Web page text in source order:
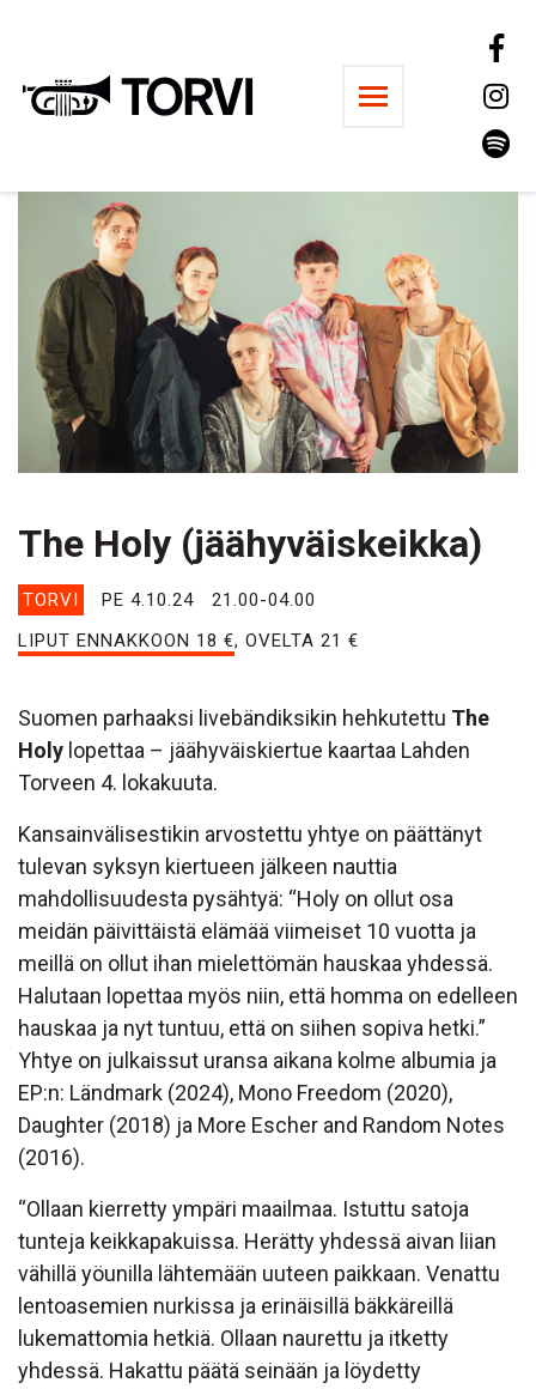
Ravintola Torvi
The Holy (jäähyväiskeikka)
TORVI PE 4.10.24
21.00-04.00
LIPUT ENNAKKOON 18 €, OVELTA 21 €
Suomen parhaaksi livebändiksikin hehkutettu The
Holy lopettaa – jäähyväiskiertue kaartaa Lahden
Torveen 4. lokakuuta.
Kansainvälisestikin arvostettu yhtye on päättänyt
tulevan syksyn kiertueen jälkeen nauttia
mahdollisuudesta pysähtyä: “Holy on ollut osa
meidän päivittäistä elämää viimeiset 10 vuotta ja
meillä on ollut ihan mielettömän hauskaa yhdessä.
Halutaan lopettaa myös niin, että homma on edelleen
hauskaa ja nyt tuntuu, että on siihen sopiva hetki.”
Yhtye on julkaissut uransa aikana kolme albumia ja
EP:n: Ländmark (2024), Mono Freedom (2020),
Daughter (2018) ja More Escher and Random Notes
(2016).
“Ollaan kierretty ympäri maailmaa. Istuttu satoja
tunteja keikkapakuissa. Herätty yhdessä aivan liian
vähillä yöunilla lähtemään uuteen paikkaan. Venattu
lentoasemien nurkissa ja erinäisillä bäkkäreillä
lukemattomia hetkiä. Ollaan naurettu ja itketty
yhdessä. Hakattu päätä seinään ja löydetty